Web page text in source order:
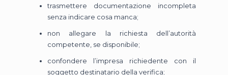
trasmettere documentazione incompleta
senza indicare cosa manca;
non allegare la richiesta dell’autorità
competente, se disponibile;
confondere l’impresa richiedente con il
soggetto destinatario della verifica;